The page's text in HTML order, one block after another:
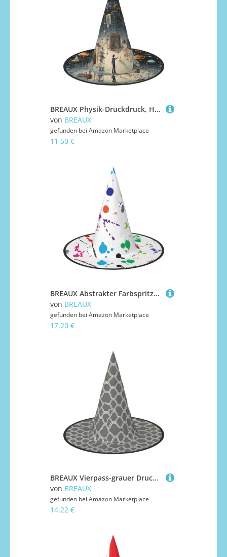
BREAUX Physik-Druckdruck, Halloween, Hexe und Zaubererhut, Hexenkostüm für Themendekoration, Halloween-Party
von BREAUX
gefunden bei Amazon Marketplace
11,50 €
BREAUX Abstrakter Farbspritzer, Halloween-Hexen- und Zaubererhut, Hexenkostüm für Themendekoration, Halloween-Party
von BREAUX
gefunden bei Amazon Marketplace
17,20 €
BREAUX Vierpass-grauer Druck, Halloween-Hexen- und Zaubererhut, Hexenkostüm für Themendekoration, Halloween-Party
von BREAUX
gefunden bei Amazon Marketplace
14,22 €